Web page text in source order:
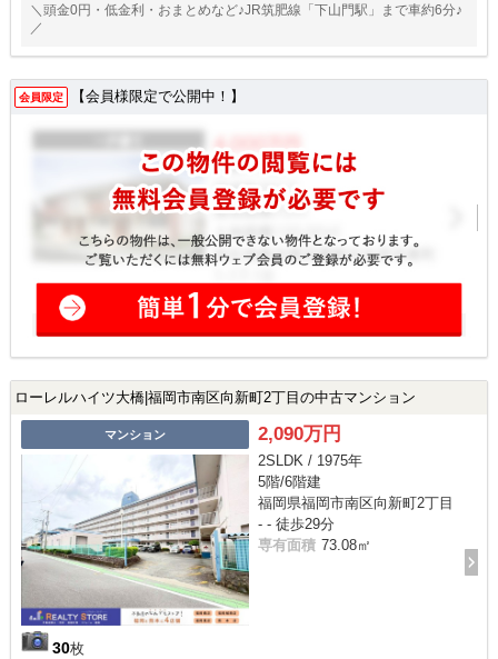
＼頭金0円・低金利・おまとめなど♪JR筑肥線「下山門駅」まで車約6分♪
／
会員限定 【会員様限定で公開中！】
ローレルハイツ大橋|福岡市南区向新町2丁目の中古マンション
マンション
30枚
2,090万円
2SLDK / 1975年
5階/6階建
福岡県福岡市南区向新町2丁目
- - 徒歩29分
専有面積 73.08㎡